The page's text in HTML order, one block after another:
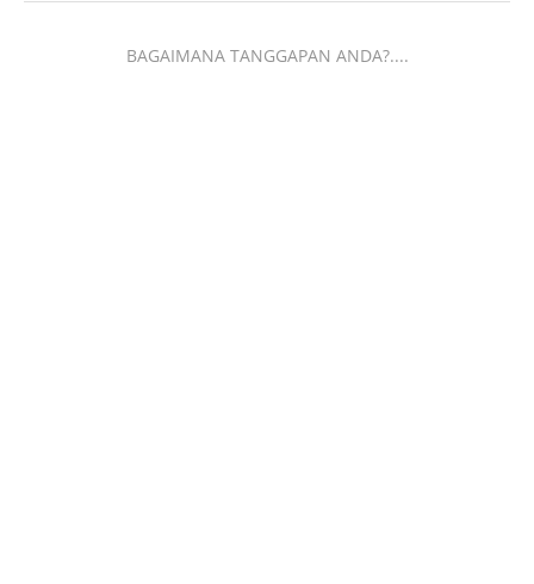
BAGAIMANA TANGGAPAN ANDA?....